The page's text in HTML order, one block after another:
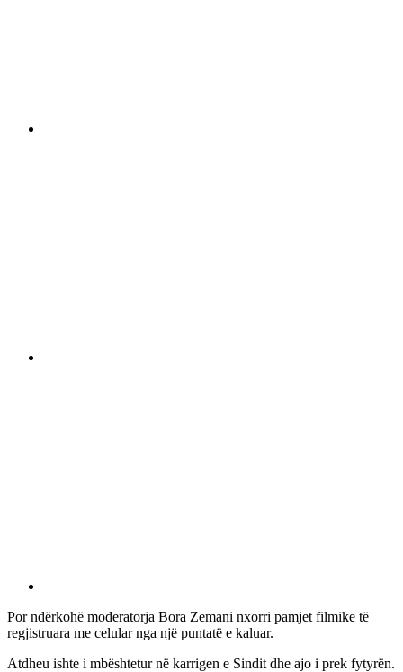
Por ndërkohë moderatorja Bora Zemani nxorri pamjet filmike të
regjistruara me celular nga një puntatë e kaluar.
Atdheu ishte i mbështetur në karrigen e Sindit dhe ajo i prek fytyrën.